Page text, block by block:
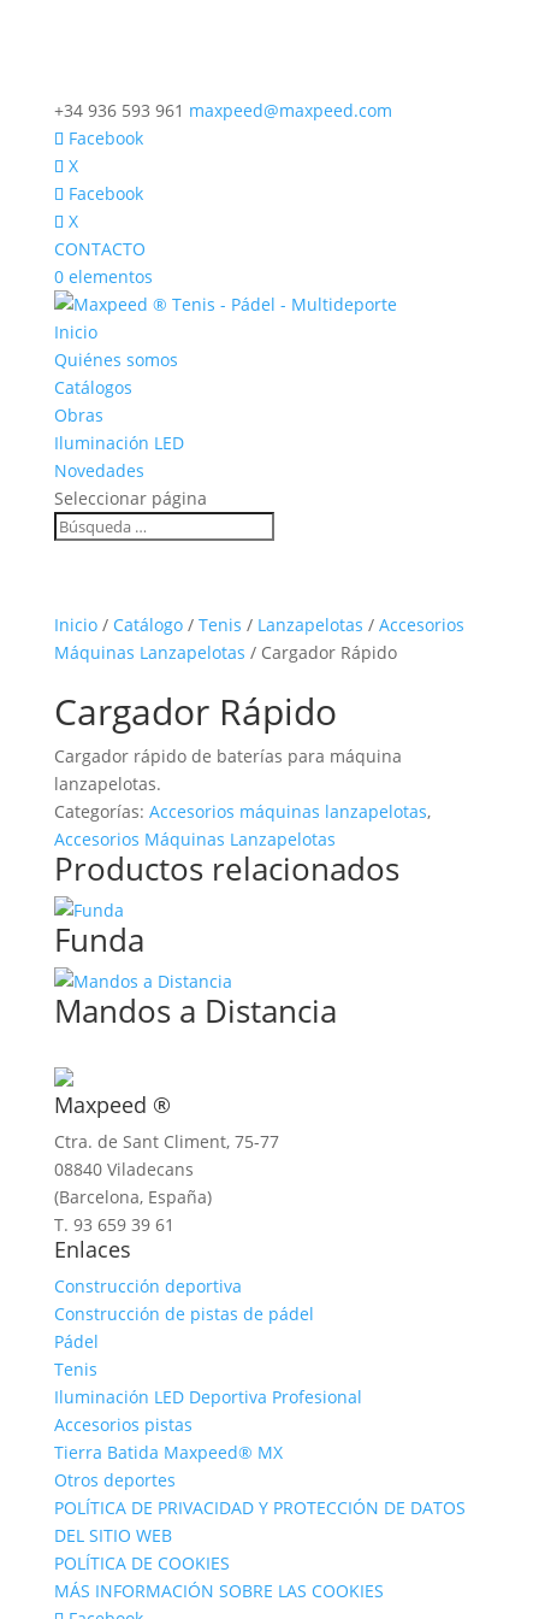
+34 936 593 961 maxpeed@maxpeed.com
Facebook
X
Facebook
X
CONTACTO
0 elementos
Inicio
Quiénes somos
Catálogos
Obras
Iluminación LED
Novedades
Seleccionar página
Inicio/ Catálogo/ Tenis / Lanzapelotas / Accesorios
Máquinas Lanzapelotas / Cargador Rápido
Cargador Rápido
Cargador rápido de baterías para máquina
lanzapelotas.
Categorías: Accesorios máquinas lanzapelotas,
Accesorios Máquinas Lanzapelotas
Productos relacionados
Funda
Mandos a Distancia
Maxpeed ®
Ctra. de Sant Climent, 75-77
08840 Viladecans
(Barcelona, España)
T. 93 659 39 61
Enlaces
Construcción deportiva
Construcción de pistas de pádel
Pádel
Tenis
Iluminación LED Deportiva Profesional
Accesorios pistas
Tierra Batida Maxpeed® MX
Otros deportes
POLÍTICA DE PRIVACIDAD Y PROTECCIÓN DE DATOS
DEL SITIO WEB
POLÍTICA DE COOKIES
MÁS INFORMACIÓN SOBRE LAS COOKIES